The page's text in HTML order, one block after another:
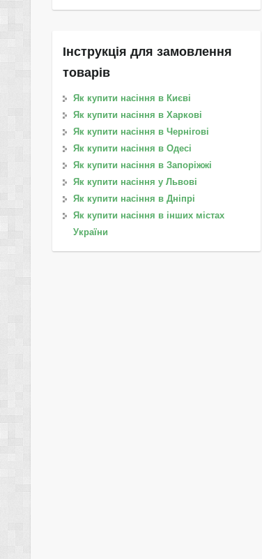
Інструкція для замовлення
товарів
Як купити насіння в Києві
Як купити насіння в Харкові
Як купити насіння в Чернігові
Як купити насіння в Одесі
Як купити насіння в Запоріжжі
Як купити насіння у Львові
Як купити насіння в Дніпрі
Як купити насіння в інших містах
України